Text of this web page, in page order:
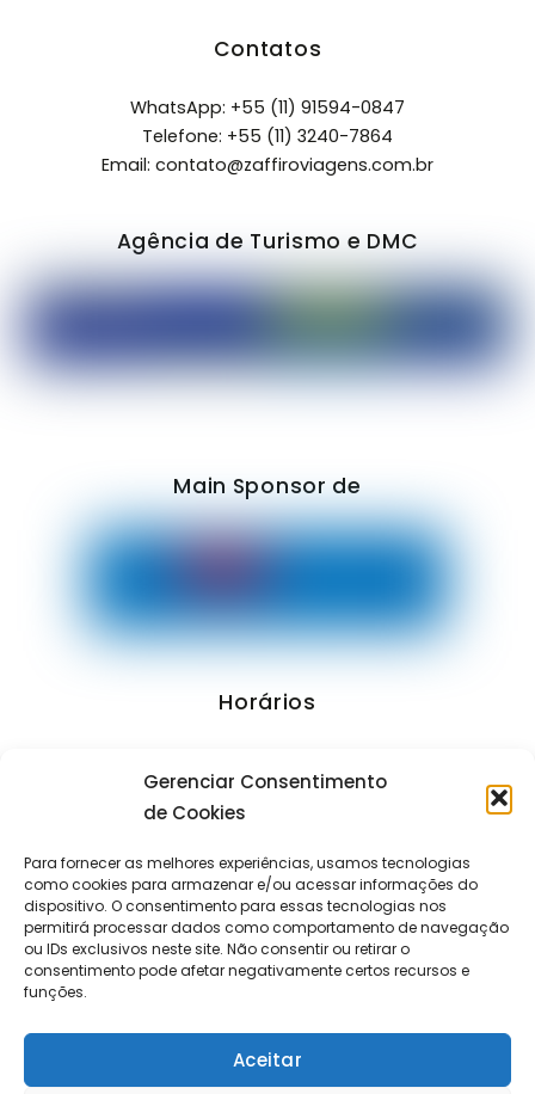
Gerenciar Consentimento
de Cookies
Para fornecer as melhores experiências, usamos tecnologias
como cookies para armazenar e/ou acessar informações do
dispositivo. O consentimento para essas tecnologias nos
permitirá processar dados como comportamento de navegação
ou IDs exclusivos neste site. Não consentir ou retirar o
consentimento pode afetar negativamente certos recursos e
funções.
Aceitar
Contatos
WhatsApp: +55 (11) 91594-0847
Telefone: +55 (11) 3240-7864
Email: contato@zaffiroviagens.com.br
Agência de Turismo e DMC
Main Sponsor de
Horários
Sábado: 09:30 – 13:00
Domingo e Feriados: fechado
Empresa|Política de Privacidade|Política de Cookies (BR)
Powered byElettra Editora2012-2026©
G-Translate para visitantes estrangeiros